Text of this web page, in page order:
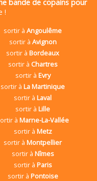
bande de copains pour
!
sortir àAngoulême
sortir à Avignon
sortir àBordeaux
sortir à Chartres
sortir à Evry
sortir àLa Martinique
sortir àLaval
sortir àLille
àMarne-La-Vallée
sortir à Metz
sortir àMontpellier
sortir à Nîmes
sortir à Paris
sortir à Pontoise